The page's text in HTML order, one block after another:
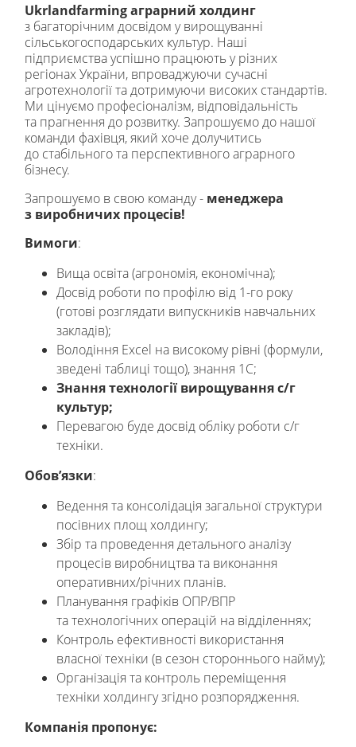
Ukrlandfarming аграрний холдинг
з багаторічним досвідом у вирощуванні
сільськогосподарських культур. Наші
підприємства успішно працюють у різних
регіонах України, впроваджуючи сучасні
агротехнології та дотримуючи високих стандартів.
Ми цінуємо професіоналізм, відповідальність
та прагнення до розвитку. Запрошуємо до нашої
команди фахівця, який хоче долучитись
до стабільного та перспективного аграрного
бізнесу.
Запрошуємо в свою команду - менеджера
з виробничих процесів!
Вимоги:
Вища освіта (агрономія, економічна);
Досвід роботи по профілю від 1-го року
(готові розглядати випускників навчальних
закладів);
Володіння Excel на високому рівні (формули,
зведені таблиці тощо), знання 1С;
Знання технології вирощування с/г
культур;
Перевагою буде досвід обліку роботи с/г
техніки.
Обов’язки:
Ведення та консолідація загальної структури
посівних площ холдингу;
Збір та проведення детального аналізу
процесів виробництва та виконання
оперативних/річних планів.
Планування графіків ОПР/ВПР
та технологічних операцій на відділеннях;
Контроль ефективності використання
власної техніки (в сезон стороннього найму);
Організація та контроль переміщення
техніки холдингу згідно розпорядження.
Компанія пропонує: